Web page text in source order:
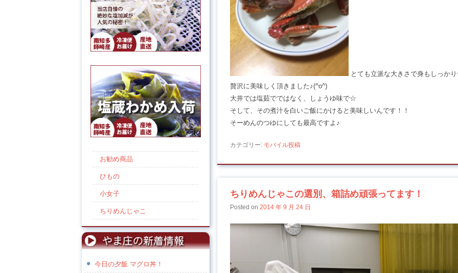
とても立派な大きさで身もしっか
贅沢に美味しく頂きました♪(^o^)
大井では塩茹でではなく、しょうゆ味で☆
そして、その煮汁を白いご飯にかけると美味しいんです！！
そーめんのつゆにしても最高ですよ♪
カテゴリー: モバイル投稿
ちりめんじゃこの選別、箱詰め頑張ってます！
Posted on 2014 年 9 月 24 日
お勧め商品
ひもの
小女子
ちりめんじゃこ
今日の夕飯 マグロ丼！